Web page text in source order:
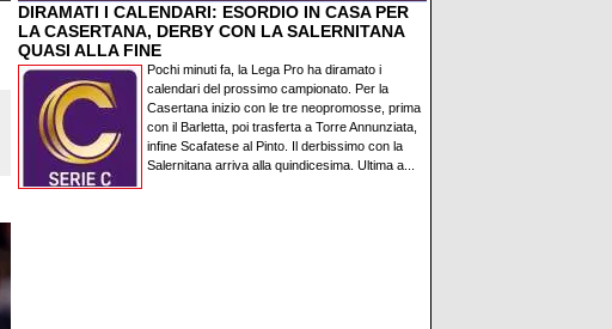
DIRAMATI I CALENDARI: ESORDIO IN CASA PER
LA CASERTANA, DERBY CON LA SALERNITANA
QUASI ALLA FINE
Pochi minuti fa, la Lega Pro ha diramato i
calendari del prossimo campionato. Per la
Casertana inizio con le tre neopromosse, prima
con il Barletta, poi trasferta a Torre Annunziata,
infine Scafatese al Pinto. Il derbissimo con la
Salernitana arriva alla quindicesima. Ultima a...